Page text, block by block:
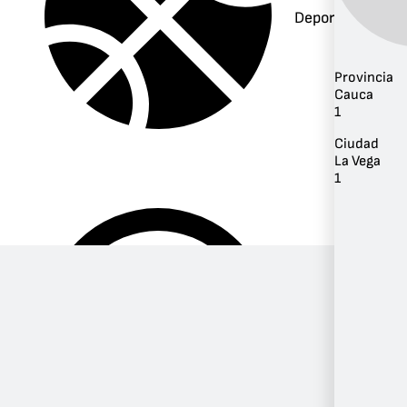
Deportes
Provincia
Cauca
1
Ciudad
La Vega
1